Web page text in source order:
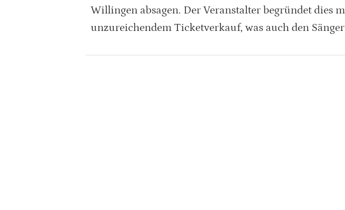
Willingen absagen. Der Veranstalter begründet dies
unzureichendem Ticketverkauf, was auch den Sänger